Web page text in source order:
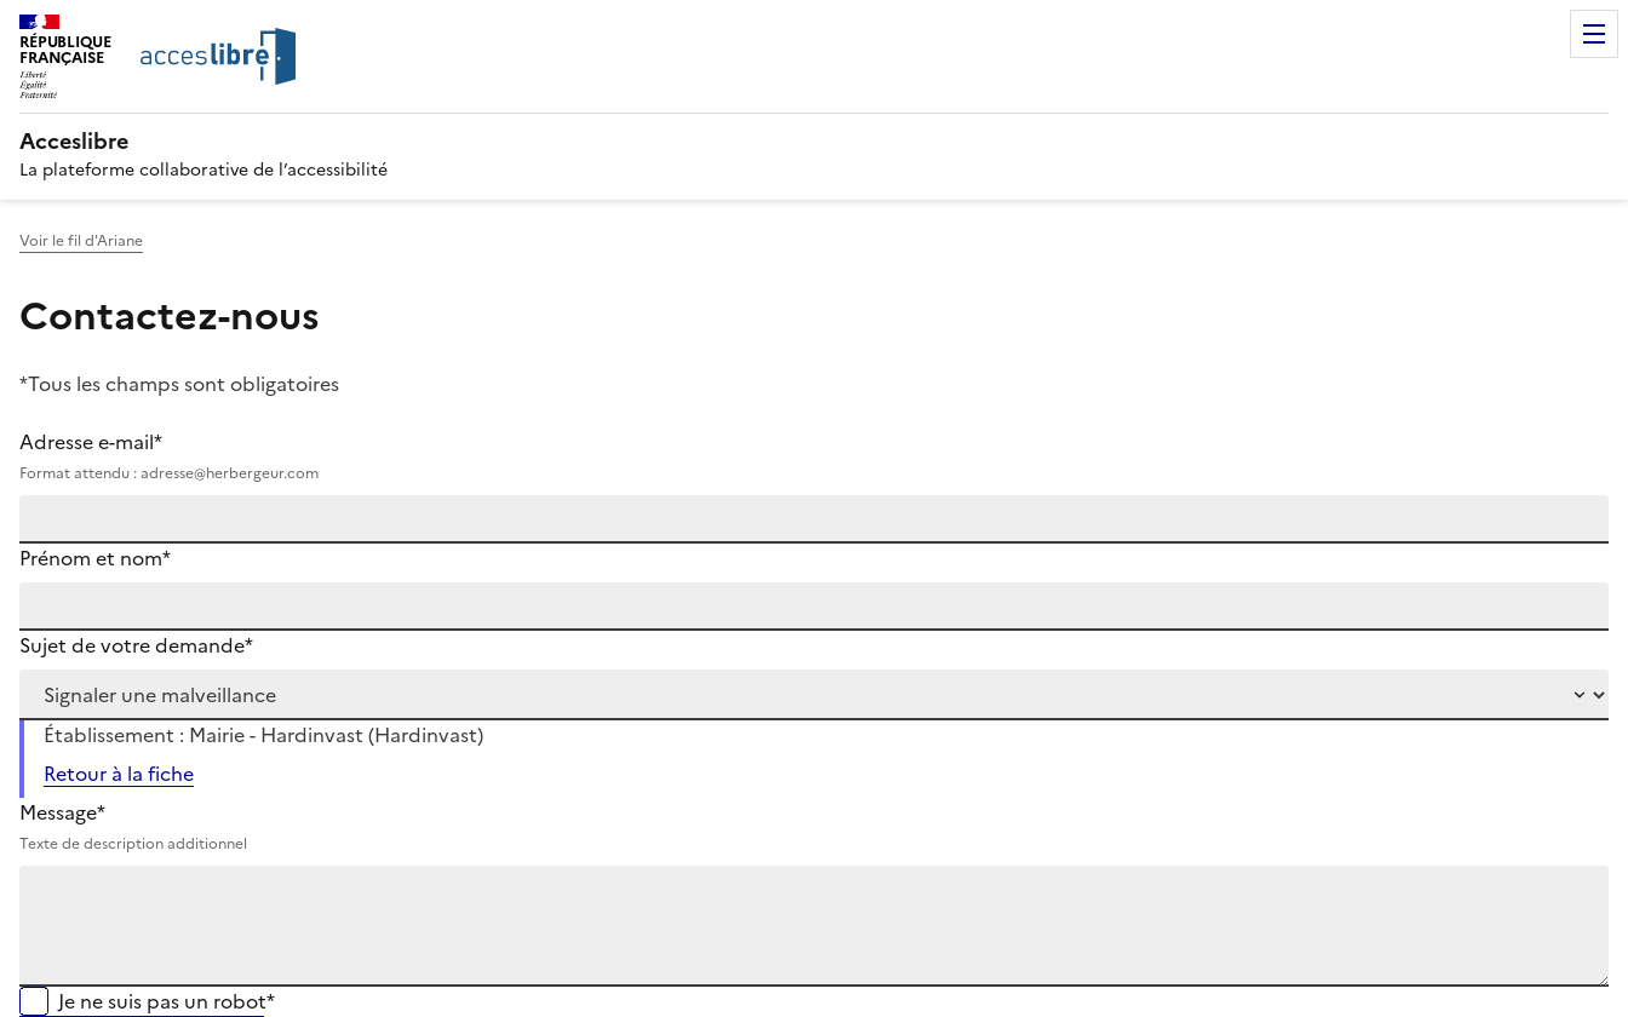
RÉPUBLIQUE
FRANÇAISE
Acceslibre
La plateforme collaborative de l’accessibilité
Voir le fil d'Ariane
Contactez-nous
*Tous les champs sont obligatoires
Adresse e-mail*
Format attendu : adresse@herbergeur.com
Prénom et nom*
Sujet de votre demande*
Établissement : Mairie - Hardinvast (Hardinvast)
Retour à la fiche
Message*
Texte de description additionnel
Je ne suis pas un robot*